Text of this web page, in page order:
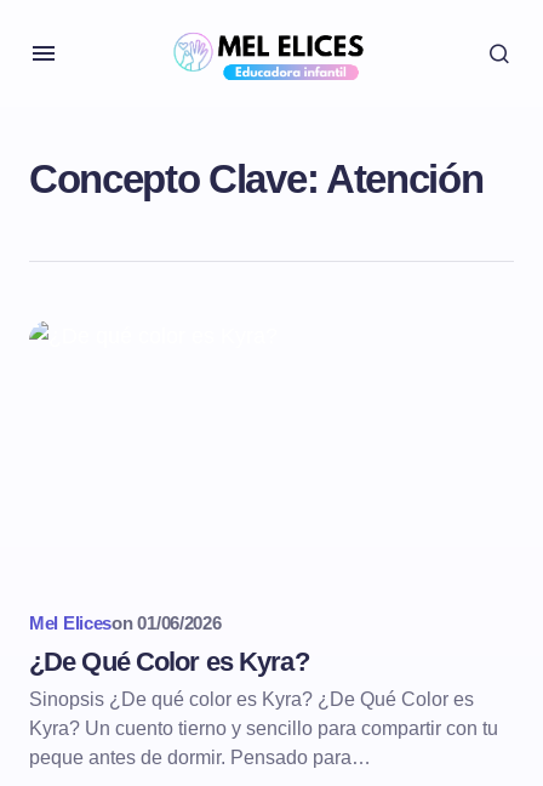
Concepto Clave: Atención
Mel Eliceson 01/06/2026
¿De Qué Color es Kyra?
Sinopsis ¿De qué color es Kyra? ¿De Qué Color es
Kyra? Un cuento tierno y sencillo para compartir con tu
peque antes de dormir. Pensado para…